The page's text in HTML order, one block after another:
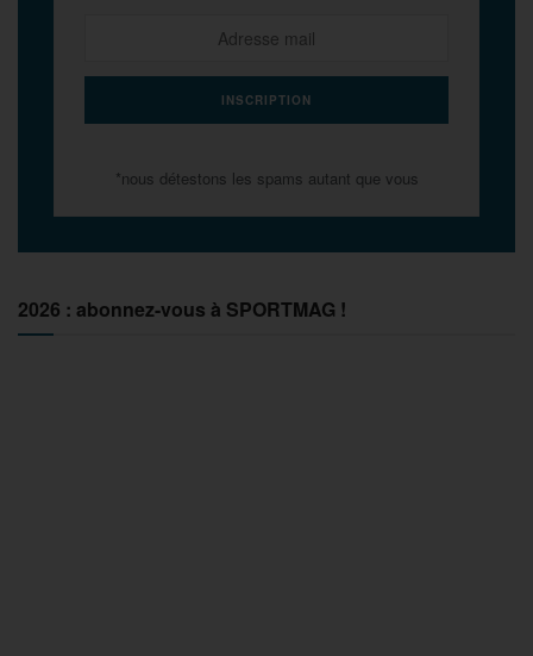
*nous détestons les spams autant que vous
2026 : abonnez-vous à SPORTMAG !